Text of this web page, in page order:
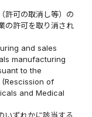
許可の取消し等）の
の許可を取り消され
and sales
manufacturing
to the
of
and Medical